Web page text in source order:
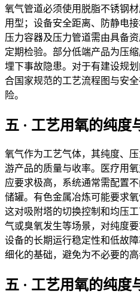
氧气管道必须使用脱脂不锈钢
用型；设备安全距离、防静电
压力容器及压力管道需由具备
定期检验。部分低端产品为压
埋下事故隐患。对于有建设规
合国家规范的工艺流程图与安
险。
五 · 工艺用氧的纯度
氧气作为工艺气体，其纯度、
游产品的质量与收率。医疗用
应要求极高，系统通常需配置
储罐。有色金属冶炼可能要求氧
这对吸附塔的切换控制和均压
气或臭氧发生等场景，对纯度
设备的长期运行稳定性和低故
细化的基础，避免为不必要的高
五 · 工艺用氧的纯度